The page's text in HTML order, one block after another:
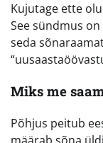
Kujutage ette
See sündmus
seda
Miks me
Põhjus peitub